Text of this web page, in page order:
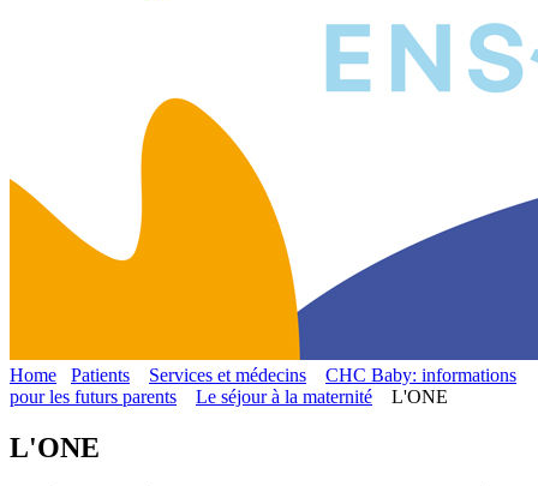
Home Patients Services et médecins
CHC Baby: informations
pour les futurs parents
Le séjour à la maternité L'ONE
L'ONE